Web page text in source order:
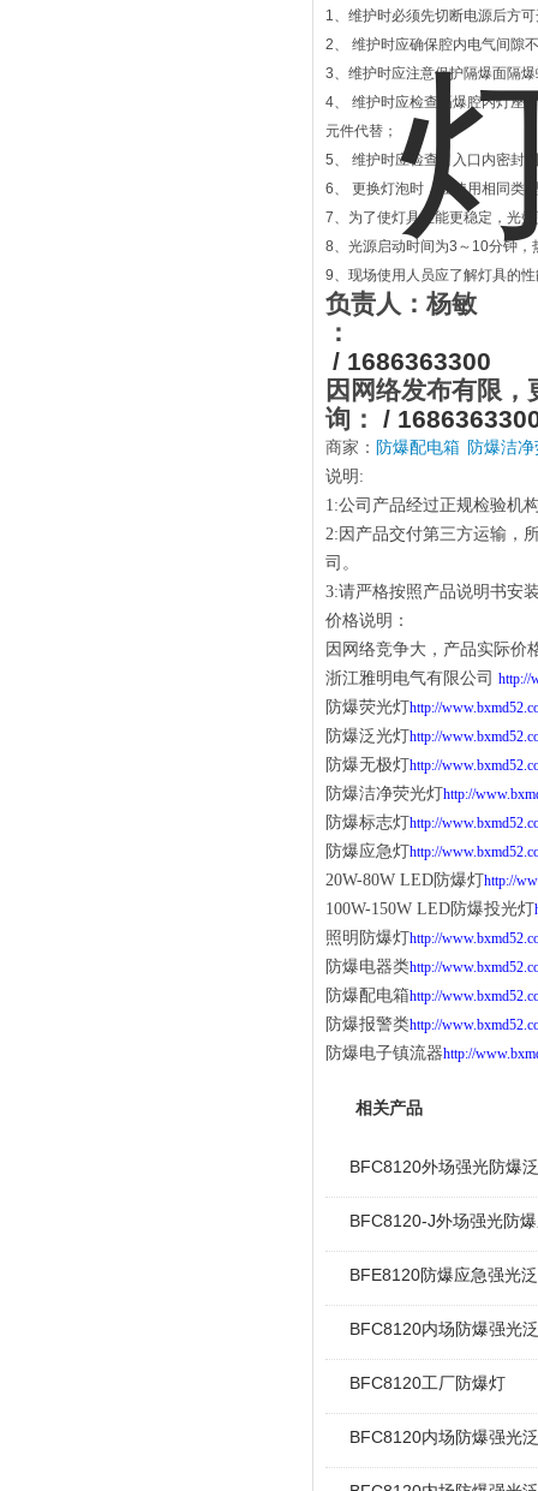
1、维护时必须先切断电源后方
2、 维护时应确保腔内电气间隙
3、维护时应注意保护隔爆面隔
4、 维护时应检查隔爆腔内灯座
元件代替；
5、 维护时应检查引入口内密封
6、 更换灯泡时，应使用相同类
7、为了使灯具性能更稳定，光
8、光源启动时间为3～10分钟
9、现场使用人员应了解灯具的
负责人：杨敏
：
/ 1686363300
因网络发布有限
询： /
商家： 防爆配电箱 防爆洁
说明:
1:公司产品经过正规检验机
2:因产品交付第三方运输，
司。
3:请严格按照产品说明书安
价格说明：
因网络竞争大，产品实际价
浙江雅明电气有限公司 http://
防爆荧光灯http://
防爆泛光灯http://
防爆无极灯http://
防爆洁净荧光灯http://
防爆标志灯http://
防爆应急灯http://
20W-80W LED防爆灯http://
100W-150W LED防爆投光灯
照明防爆灯http://
防爆电器类http://
防爆配电箱http://
防爆报警类http://
防爆电子镇流器http://
相关产品
BFC8120外场强光防爆
BFC8120-J外场强光防
BFE8120防爆应急强光
BFC8120内场防爆强光
BFC8120工厂防爆灯
BFC8120内场防爆强光